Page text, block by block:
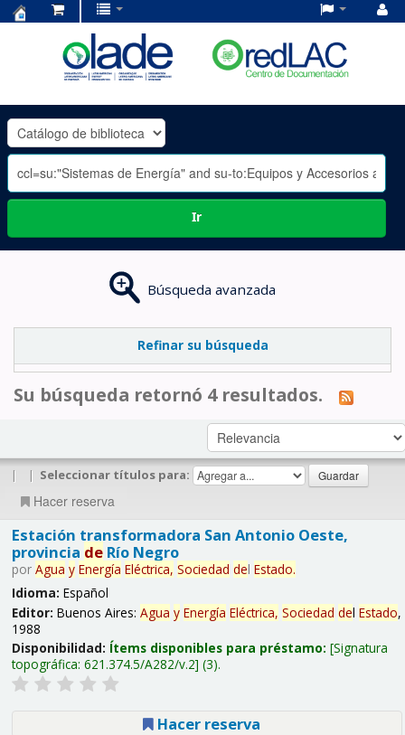
OLADE
-
Ir
Búsqueda avanzada
Refinar su búsqueda
Su búsqueda retornó 4 resultados.
| | Seleccionar títulos para:
Hacer reserva
Estación transformadora San Antonio Oeste,
provincia deRío Negro
por Agua y Energía Eléctrica, Sociedad del Estado.
Idioma: Español
Editor: Buenos Aires: Agua y Energía Eléctrica, Sociedad del Estado,
1988
Disponibilidad: Ítems disponibles para préstamo: Signatura
topográfica: 621.374.5/A282/v.2 (3).
Hacer reserva